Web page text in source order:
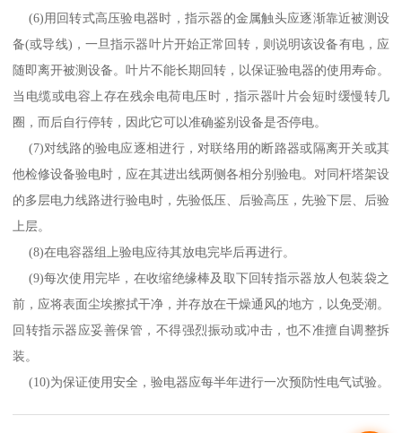
(6) 用回转式高压验电器时，指示器的金属触头应逐渐靠近被测设
备(或导线) ，一旦指示器叶片开始正常回转，则说明该设备有电，应
随即离开被测设备。叶片不能长期回转，以保证验电器的使用寿命。
当电缆或电容上存在残余电荷电压时，指示器叶片会短时缓慢转几
圈，而后自行停转，因此它可以准确鉴别设备是否停电。
(7)对线路的验电应逐相进行，对联络用的断路器或隔离开关或其
他检修设备验电时，应在其进出线两侧各相分别验电。对同杆塔架设
的多层电力线路进行验电时，先验低压、后验高压，先验下层、后验
上层。
(8)在电容器组上验电应待其放电完毕后再进行。
(9)每次使用完毕，在收缩绝缘棒及取下回转指示器放人包装袋之
前，应将表面尘埃擦拭干净，并存放在干燥通风的地方，以免受潮。
回转指示器应妥善保管，不得强烈振动或冲击，也不准擅自调整拆
装。
(10)为保证使用安全，验电器应每半年进行一次预防性电气试验。